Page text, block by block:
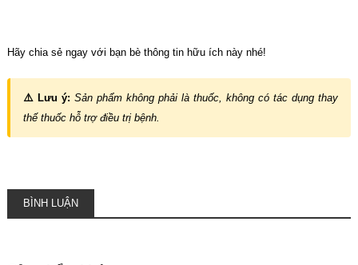
Hãy chia sẻ ngay với bạn bè thông tin hữu ích này nhé!
⚠️ Lưu ý: Sản phẩm không phải là thuốc, không có tác dụng thay
thế thuốc hỗ trợ điều trị bệnh.
BÌNH LUẬN